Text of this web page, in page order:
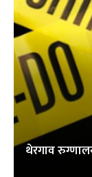
थेरगाव